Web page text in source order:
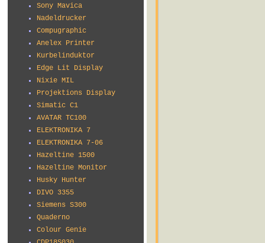
Sony Mavica
Nadeldrucker
Compugraphic
Anelex Printer
Kurbelinduktor
Edge Lit Display
Nixie MIL
Projektions Display
Simatic C1
AVATAR TC100
ELEKTRONIKA 7
ELEKTRONIKA 7-06
Hazeltine 1500
Hazeltine Monitor
Husky Hunter
DIVO 3355
Siemens S300
Quaderno
Colour Genie